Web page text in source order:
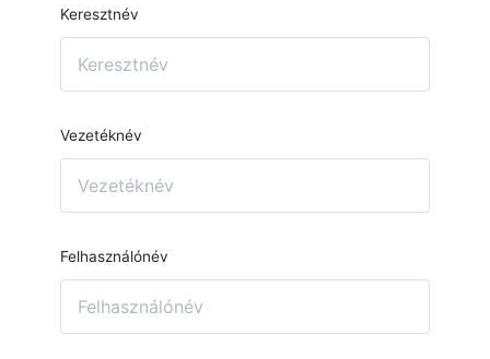
Keresztnév
Vezetéknév
Felhasználónév